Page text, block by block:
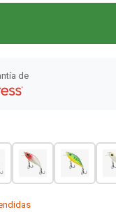
de